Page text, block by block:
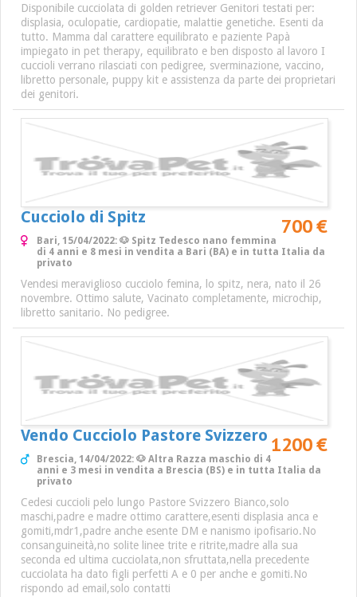
Disponibile cucciolata di golden retriever Genitori testati per:
displasia, oculopatie, cardiopatie, malattie genetiche. Esenti da
tutto. Mamma dal carattere equilibrato e paziente Papà
impiegato in pet therapy, equilibrato e ben disposto al lavoro I
cuccioli verrano rilasciati con pedigree, sverminazione, vaccino,
libretto personale, puppy kit e assistenza da parte dei proprietari
dei genitori.
Cucciolo di Spitz 700 €
Bari, 15/04/2022: 🐶 Spitz Tedesco nano femmina
di 4 anni e 8 mesi in vendita a Bari (BA) e in tutta Italia da
privato
Vendesi meraviglioso cucciolo femina, lo spitz, nera, nato il 26
novembre. Ottimo salute, Vacinato completamente, microchip,
libretto sanitario. No pedigree.
Vendo Cucciolo Pastore Svizzero 1200 €
Brescia, 14/04/2022: 🐶 Altra Razza maschio di 4
anni e 3 mesi in vendita a Brescia (BS) e in tutta Italia da
privato
Cedesi cuccioli pelo lungo Pastore Svizzero Bianco,solo
maschi,padre e madre ottimo carattere,esenti displasia anca e
gomiti,mdr1,padre anche esente DM e nanismo ipofisario.No
consanguineità,no solite linee trite e ritrite,madre alla sua
seconda ed ultima cucciolata,non sfruttata,nella precedente
cucciolata ha dato figli perfetti A e 0 per anche e gomiti.No
rispondo ad email,solo contatti